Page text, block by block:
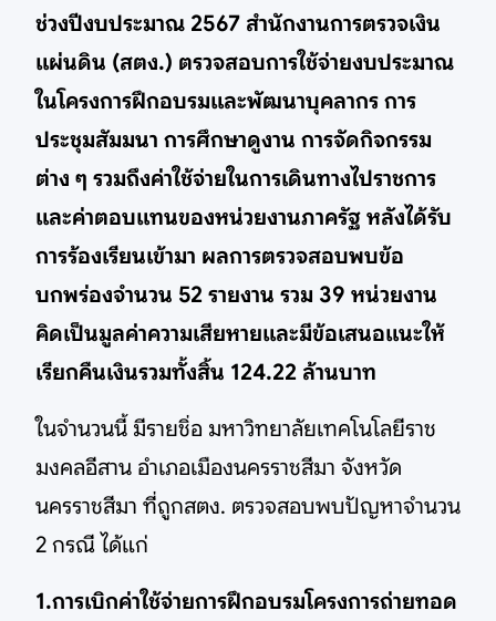
ช่วงปีงบประมาณ 2567 สำนักงานการตรวจเงิน
แผ่นดิน (สตง.) ตรวจสอบการใช้จ่ายงบประมาณ
ในโครงการฝึกอบรมและพัฒนาบุคลากร การ
ประชุมสัมมนา การศึกษาดูงาน การจัดกิจกรรม
ต่าง ๆ รวมถึงค่าใช้จ่ายในการเดินทางไปราชการ
และค่าตอบแทนของหน่วยงานภาครัฐ หลังได้รับ
การร้องเรียนเข้ามา ผลการตรวจสอบพบข้อ
บกพร่องจำนวน 52 รายงาน รวม 39 หน่วยงาน
คิดเป็นมูลค่าความเสียหายและมีข้อเสนอแนะให้
เรียกคืนเงินรวมทั้งสิ้น 124.22 ล้านบาท
ในจำนวนนี้ มีรายชิ่อ มหาวิทยาลัยเทคโนโลยีราช
มงคลอีสาน อำเภอเมืองนครราชสีมา จังหวัด
นครราชสีมา ที่ถูกสตง. ตรวจสอบพบปัญหาจำนวน
2 กรณี ได้แก่
1.การเบิกค่าใช้จ่ายการฝึกอบรมโครงการถ่ายทอด